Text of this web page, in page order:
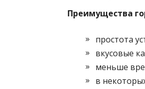
Преимущества
простота
вкусовые
меньше
в